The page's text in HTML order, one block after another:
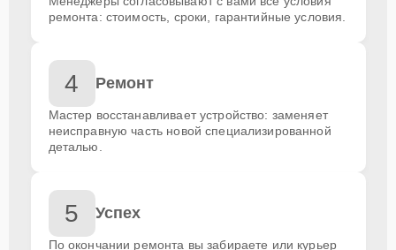
ремонта: стоимость, сроки, гарантийные условия.
4 Ремонт
Мастер восстанавливает устройство: заменяет
неисправную часть новой специализированной
деталью.
5 Успех
По окончании ремонта вы забираете или курьер